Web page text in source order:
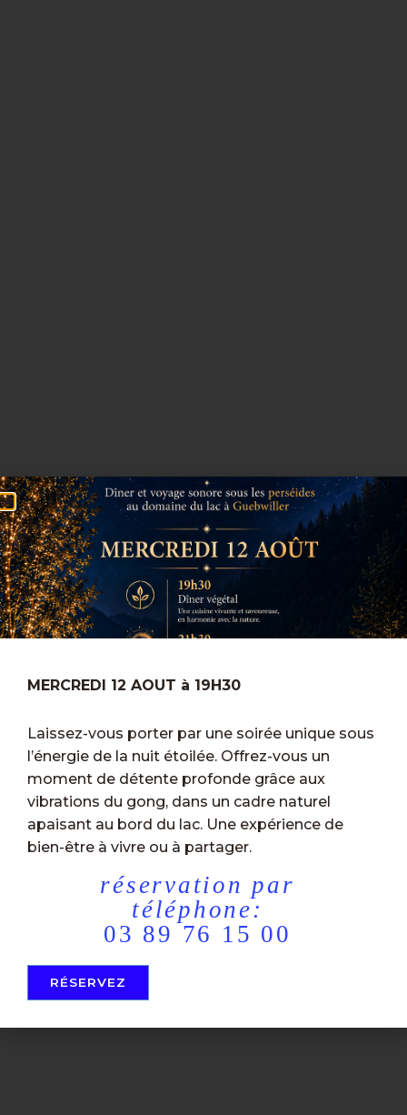
MERCREDI 12 AOUT à 19H30
Laissez-vous porter par une soirée unique sous
l’énergie de la nuit étoilée. Offrez-vous un
moment de détente profonde grâce aux
vibrations du gong, dans un cadre naturel
apaisant au bord du lac. Une expérience de
bien-être à vivre ou à partager.
réservation par
téléphone:
03 89 76 15 00
RÉSERVEZ